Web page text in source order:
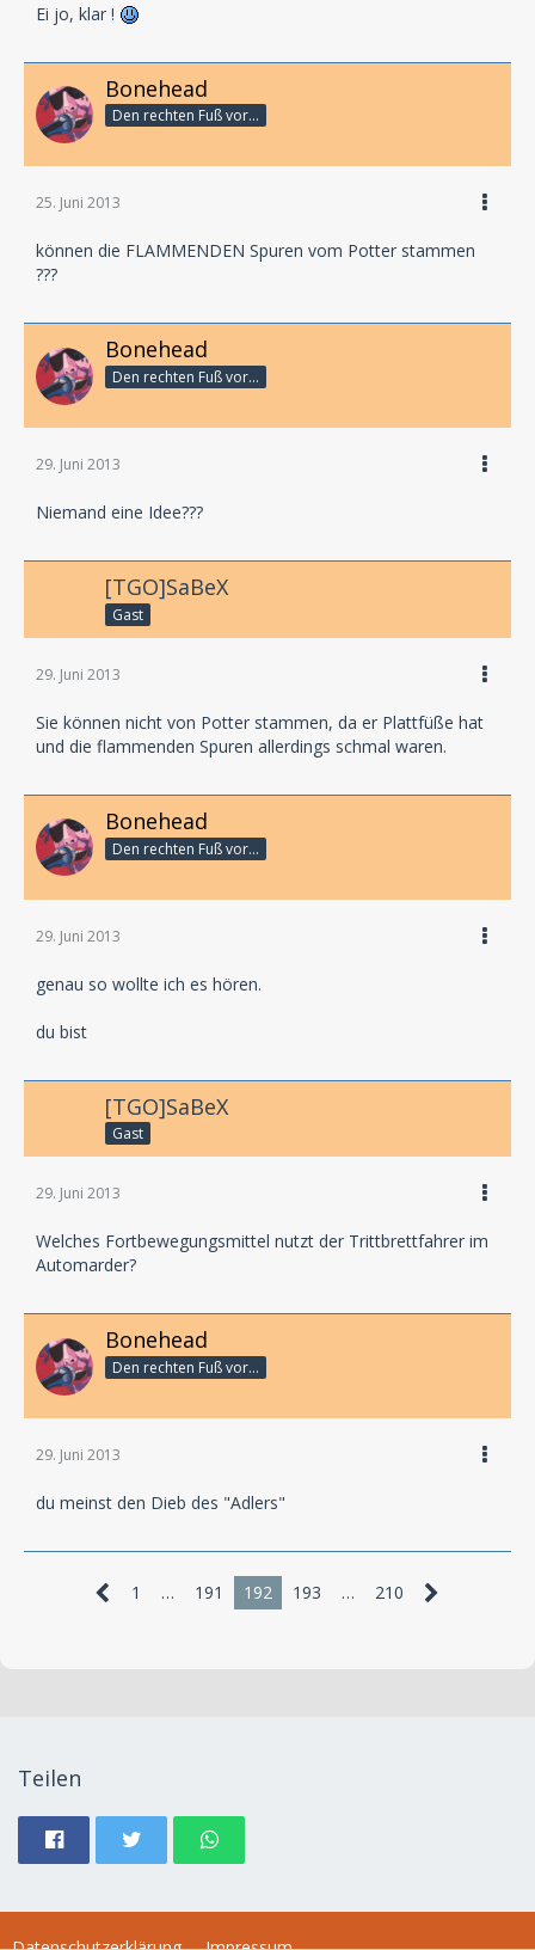
Ei jo, klar !
Bonehead
Den rechten Fuß vor...
25. Juni 2013
können die FLAMMENDEN Spuren vom Potter stammen
???
Bonehead
Den rechten Fuß vor...
29. Juni 2013
Niemand eine Idee???
[TGO]SaBeX
Gast
29. Juni 2013
Sie können nicht von Potter stammen, da er Plattfüße hat
und die flammenden Spuren allerdings schmal waren.
Bonehead
Den rechten Fuß vor...
29. Juni 2013
genau so wollte ich es hören.
du bist
[TGO]SaBeX
Gast
29. Juni 2013
Welches Fortbewegungsmittel nutzt der Trittbrettfahrer im
Automarder?
Bonehead
Den rechten Fuß vor...
29. Juni 2013
du meinst den Dieb des "Adlers"
1 … 191 192 193 … 210
Teilen